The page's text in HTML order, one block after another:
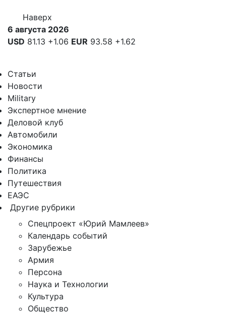
Наверх
6 августа 2026
USD 81.13 +1.06 EUR 93.58 +1.62
Статьи
Новости
Military
Экспертное мнение
Деловой клуб
Автомобили
Экономика
Финансы
Политика
Путешествия
ЕАЭС
Другие рубрики
Спецпроект «Юрий Мамлеев»
Календарь событий
Зарубежье
Армия
Персона
Наука и Технологии
Культура
Общество